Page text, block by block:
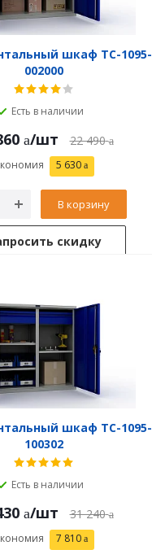
шкаф TC-1095-
002000
Есть в наличии
/шт 22 490
5 630
В корзину
скидку
шкаф TC-1095-
100302
Есть в наличии
/шт 31 240
7 810